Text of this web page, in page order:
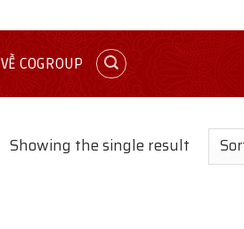
VỀ COGROUP
Showing the single result